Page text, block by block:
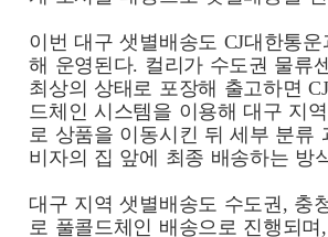
이번 대구 샛별배송도 CJ대한통
해 운영된다. 컬리가 수도권 물류
최상의 상태로 포장해 출고하면
드체인 시스템을 이용해 대구 지
로 상품을 이동시킨 뒤 세부 분류
비자의 집 앞에 최종 배송하는 방
대구 지역 샛별배송도 수도권, 충
로 풀콜드체인 배송으로 진행되